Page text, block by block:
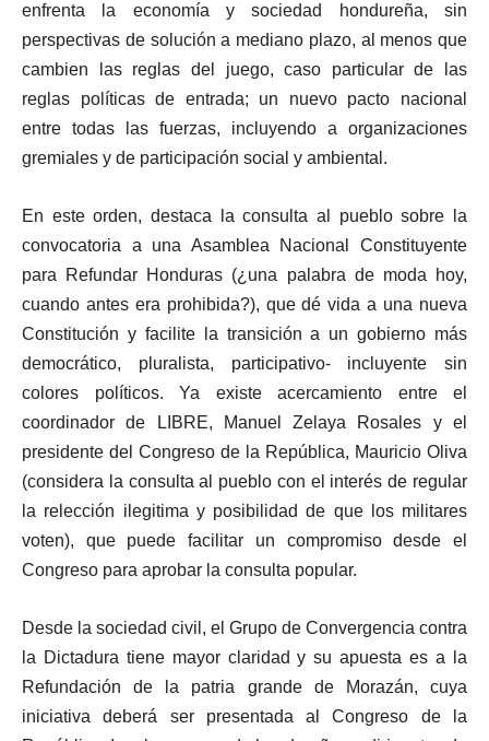
enfrenta la economía y sociedad hondureña, sin
perspectivas de solución a mediano plazo, al menos que
cambien las reglas del juego, caso particular de las
reglas políticas de entrada; un nuevo pacto nacional
entre todas las fuerzas, incluyendo a organizaciones
gremiales y de participación social y ambiental.
En este orden, destaca la consulta al pueblo sobre la
convocatoria a una Asamblea Nacional Constituyente
para Refundar Honduras (¿una palabra de moda hoy,
cuando antes era prohibida?), que dé vida a una nueva
Constitución y facilite la transición a un gobierno más
democrático, pluralista, participativo- incluyente sin
colores políticos. Ya existe acercamiento entre el
coordinador de LIBRE, Manuel Zelaya Rosales y el
presidente del Congreso de la República, Mauricio Oliva
(considera la consulta al pueblo con el interés de regular
la relección ilegitima y posibilidad de que los militares
voten), que puede facilitar un compromiso desde el
Congreso para aprobar la consulta popular.
Desde la sociedad civil, el Grupo de Convergencia contra
la Dictadura tiene mayor claridad y su apuesta es a la
Refundación de la patria grande de Morazán, cuya
iniciativa deberá ser presentada al Congreso de la